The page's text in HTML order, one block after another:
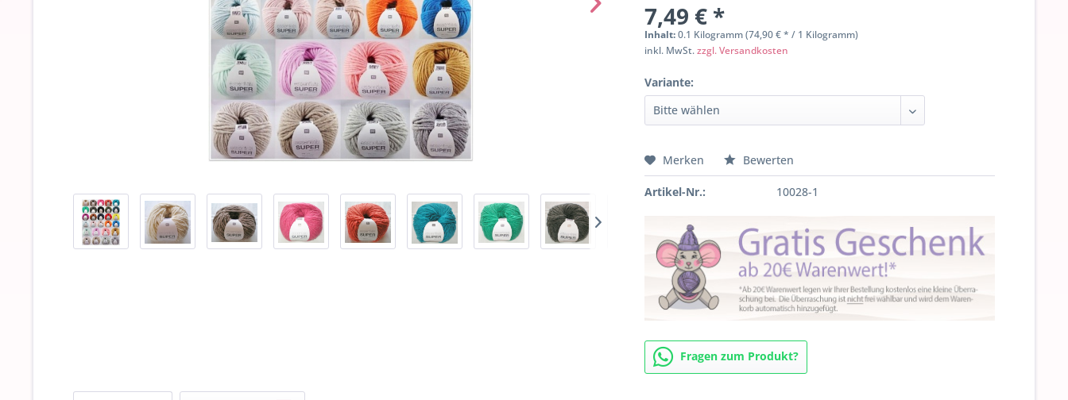
7,49 € *
Inhalt:0.1 Kilogramm (74,90 € * / 1 Kilogramm)
inkl. MwSt.zzgl. Versandkosten
Variante:
Merken Bewerten
Artikel-Nr.: 10028-1
Fragen zum Produkt?